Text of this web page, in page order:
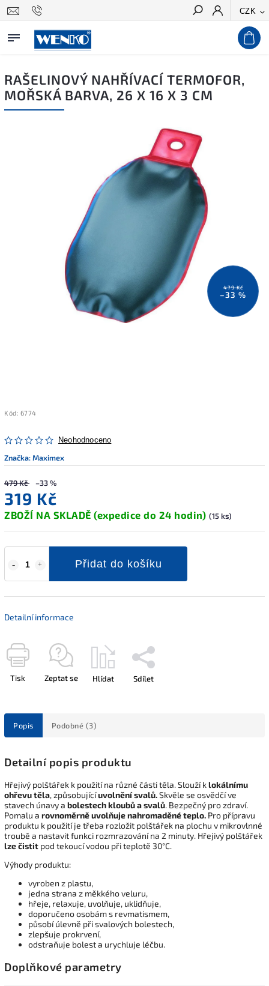
CZK
Hledat
RAŠELINOVÝ NAHŘÍVACÍ TERMOFOR,
MOŘSKÁ BARVA, 26 X 16 X 3 CM
479 Kč
–33 %
Kód: 6774
Neohodnoceno
Značka:Maximex
479 Kč –33 %
319 Kč
ZBOŽÍ NA SKLADĚ (expedice do 24 hodin) (15 ks)
Přidat do košíku
Detailní informace
Tisk Zeptat se Hlídat Sdílet
Popis Podobné (3)
Detailní popis produktu
Hřejivý polštářek k použití na různé části těla. Slouží klokálnímu
ohřevu těla, způsobujícíuvolnění svalů.Skvěle se osvědčí ve
stavech únavy a bolestech kloubů a svalů. Bezpečný pro zdraví.
Pomalu a rovnoměrně uvolňuje nahromaděné teplo. Pro přípravu
produktu k použití je třeba rozložit polštářek na plochu v mikrovlnné
troubě a nastavit funkci rozmrazování na 2 minuty. Hřejivý polštářek
lze čistit pod tekoucí vodou při teplotě 30°C.
Výhody produktu:
vyroben z plastu,
jedna strana z měkkého veluru,
hřeje, relaxuje, uvolňuje, uklidňuje,
doporučeno osobám s revmatismem,
působí úlevně při svalových bolestech,
zlepšuje prokrvení,
odstraňuje bolest a urychluje léčbu.
Doplňkové parametry